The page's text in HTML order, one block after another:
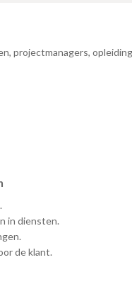
projectmanagers,
in diensten.
de klant.